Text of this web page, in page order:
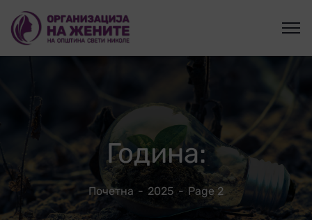
Година:
Почетна 2025 Page 2